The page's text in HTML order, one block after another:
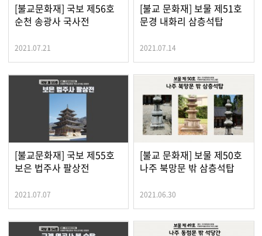
[불교문화재] 국보 제56호
순천 송광사 국사전
2021.07.21
[불교 문화재] 보물 제51호
문경 내화리 삼층석탑
2021.07.14
[불교문화재] 국보 제55호
보은 법주사 팔상전
2021.07.07
[불교 문화재] 보물 제50호
나주 북망문 밖 삼층석탑
2021.06.30